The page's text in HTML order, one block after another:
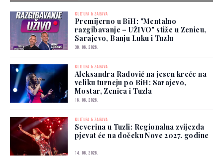
KULTURA & ZABAVA
Premijerno u BiH: "Mentalno
razgibavanje – UŽIVO" stiže u Zenicu,
Sarajevo, Banju Luku i Tuzlu
30. 06. 2026.
KULTURA & ZABAVA
Aleksandra Radović na jesen kreće na
veliku turneju po BiH: Sarajevo,
Mostar, Zenica i Tuzla
16. 06. 2026.
KULTURA & ZABAVA
Severina u Tuzli: Regionalna zvijezda
pjevat će na dočeku Nove 2027. godine
14. 06. 2026.